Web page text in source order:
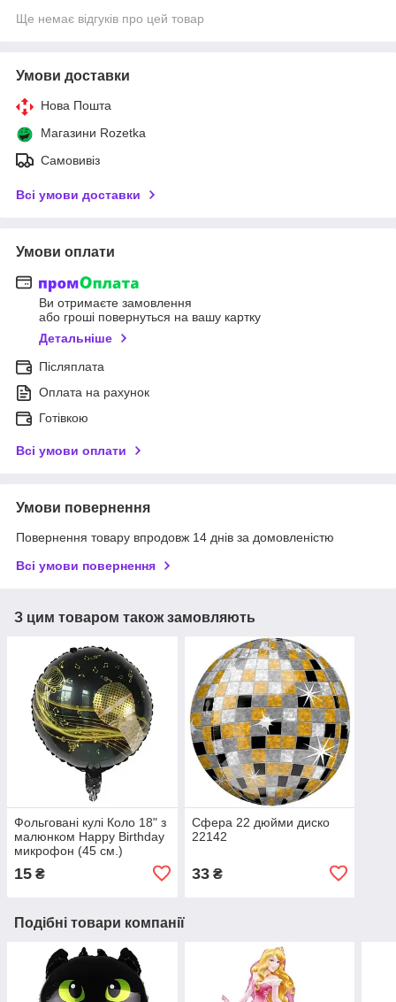
Ще немає відгуків про цей товар
Умови доставки
Нова Пошта
Магазини Rozetka
Самовивіз
Всі умови доставки
Умови оплати
Ви отримаєте замовлення
або гроші повернуться на вашу картку
Детальніше
Післяплата
Оплата на рахунок
Готівкою
Всі умови оплати
Умови повернення
Повернення товару впродовж 14 днів за домовленістю
Всі умови повернення
З цим товаром також замовляють
Фольговані кулі Коло 18" з
малюнком Happy Birthday
микрофон (45 см.)
15 ₴
Сфера 22 дюйми диско
22142
33₴
Подібні товари компанії